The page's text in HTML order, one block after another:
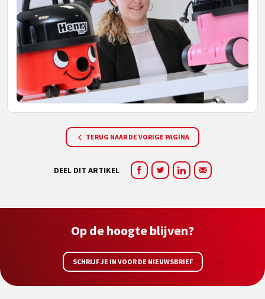
TERUG NAAR DE VORIGE PAGINA
DEEL DIT ARTIKEL
Op de hoogte blijven?
SCHRIJF JE IN VOOR DE NIEUWSBRIEF